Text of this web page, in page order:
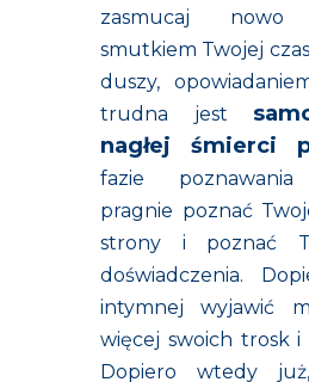
zasmucaj nowo
smutkiem Twojej
duszy,
trudna jest
nagłej śmierci
fazie poznawania
pragnie poznać
strony i poznać
doświadczenia.
intymnej wyjawić
więcej swoich trosk i
Dopiero wtedy